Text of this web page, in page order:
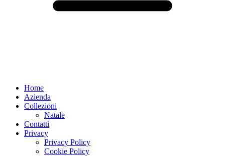
Home
Azienda
Collezioni
Natale
Contatti
Privacy
Privacy Policy
Cookie Policy